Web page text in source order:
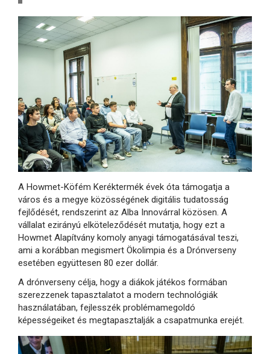
A Howmet-Köfém Keréktermék évek óta támogatja a
város és a megye közösségének digitális tudatosság
fejlődését, rendszerint az Alba Innovárral közösen. A
vállalat ezirányú elköteleződését mutatja, hogy ezt a
Howmet Alapítvány komoly anyagi támogatásával teszi,
ami a korábban megismert Ökolimpia és a Drónverseny
esetében együttesen 80 ezer dollár.
A drónverseny célja, hogy a diákok játékos formában
szerezzenek tapasztalatot a modern technológiák
használatában, fejlesszék problémamegoldó
képességeiket és megtapasztalják a csapatmunka erejét.